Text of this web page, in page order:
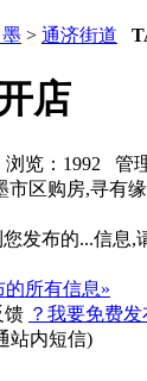
墨 > 通济街道
店
览：1992 管
区购房,寻有
发布的...信息,
的所有信息»
馈 ？我要免费发
站内短信)